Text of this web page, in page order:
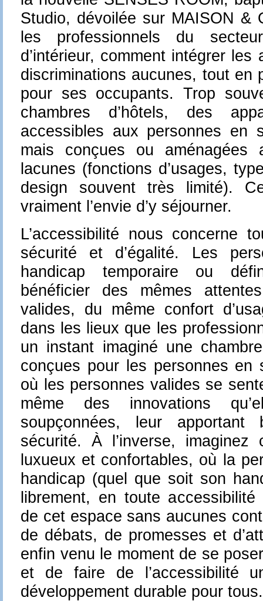
Studio, dévoilée sur MAISON &
les professionnels du
d’intérieur, comment intégrer
discriminations aucunes, tout en
pour ses occupants. Trop
chambres d’hôtels, des
accessibles aux personnes en
mais conçues ou aménagées
lacunes (fonctions d’usages,
design souvent très limité).
vraiment l’envie d’y séjourner.
L’accessibilité nous concerne
sécurité et d’égalité. Les
handicap temporaire ou
bénéficier des mêmes
valides, du même confort
dans les lieux que les
un instant imaginé une
conçues pour les personnes en
où les personnes valides se
même des innovations
soupçonnées, leur apportant
sécurité. À l’inverse, imaginez
luxueux et confortables, où la
handicap (quel que soit son
librement, en toute
de cet espace sans aucunes
de débats, de promesses et
enfin venu le moment de se
et de faire de l’accessibilité
développement durable pour tous.